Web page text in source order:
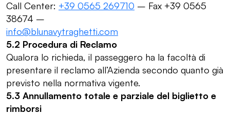
Call Center: +39 0565 269710 – Fax +39 0565
38674 –
info@blunavytraghetti.com
5.2 Procedura di Reclamo
Qualora lo richieda, il passeggero ha la facoltà di
presentare il reclamo all’Azienda secondo quanto già
previsto nella normativa vigente.
5.3 Annullamento totale e parziale del biglietto e
rimborsi